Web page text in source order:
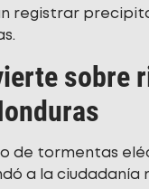
registrar
sobre
de tormentas
a la ciudadanía